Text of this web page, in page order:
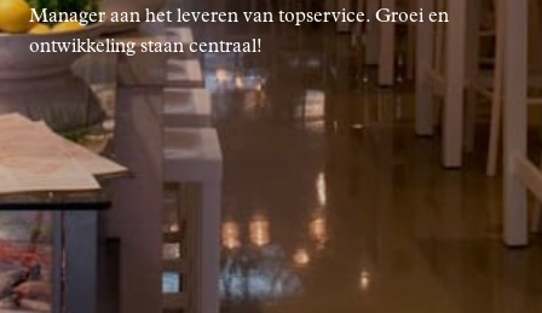
Manager aan het leveren van topservice. Groei en
ontwikkeling staan centraal!